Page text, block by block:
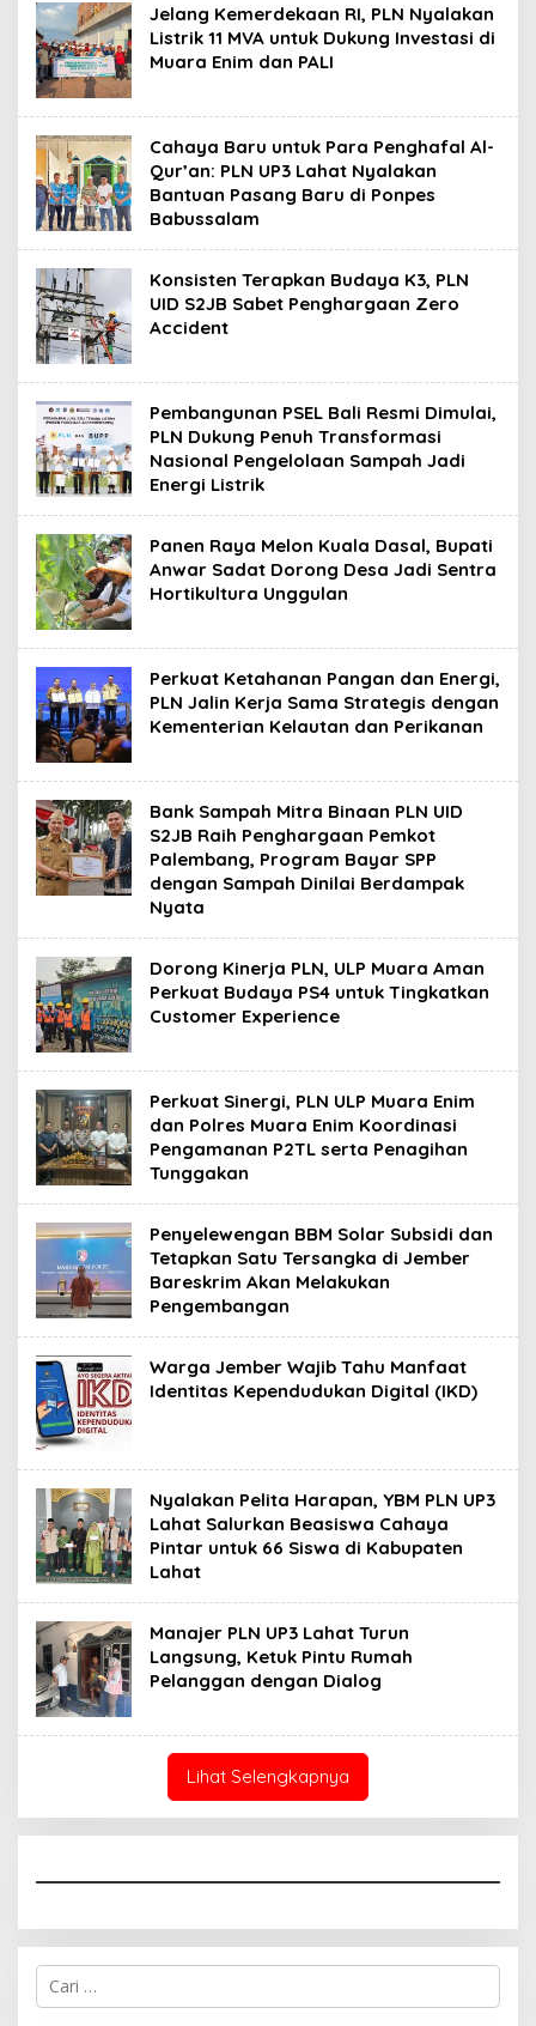
Jelang Kemerdekaan RI, PLN Nyalakan
Listrik 11 MVA untuk Dukung Investasi di
Muara Enim dan PALI
Cahaya Baru untuk Para Penghafal Al-
Qur’an: PLN UP3 Lahat Nyalakan
Bantuan Pasang Baru di Ponpes
Babussalam
Konsisten Terapkan Budaya K3, PLN
UID S2JB Sabet Penghargaan Zero
Accident
Pembangunan PSEL Bali Resmi Dimulai,
PLN Dukung Penuh Transformasi
Nasional Pengelolaan Sampah Jadi
Energi Listrik
Panen Raya Melon Kuala Dasal, Bupati
Anwar Sadat Dorong Desa Jadi Sentra
Hortikultura Unggulan
Perkuat Ketahanan Pangan dan Energi,
PLN Jalin Kerja Sama Strategis dengan
Kementerian Kelautan dan Perikanan
Bank Sampah Mitra Binaan PLN UID
S2JB Raih Penghargaan Pemkot
Palembang, Program Bayar SPP
dengan Sampah Dinilai Berdampak
Nyata
Dorong Kinerja PLN, ULP Muara Aman
Perkuat Budaya PS4 untuk Tingkatkan
Customer Experience
Perkuat Sinergi, PLN ULP Muara Enim
dan Polres Muara Enim Koordinasi
Pengamanan P2TL serta Penagihan
Tunggakan
Penyelewengan BBM Solar Subsidi dan
Tetapkan Satu Tersangka di Jember
Bareskrim Akan Melakukan
Pengembangan
Warga Jember Wajib Tahu Manfaat
Identitas Kependudukan Digital (IKD)
Nyalakan Pelita Harapan, YBM PLN UP3
Lahat Salurkan Beasiswa Cahaya
Pintar untuk 66 Siswa di Kabupaten
Lahat
Manajer PLN UP3 Lahat Turun
Langsung, Ketuk Pintu Rumah
Pelanggan dengan Dialog
Lihat Selengkapnya
Cari
untuk: